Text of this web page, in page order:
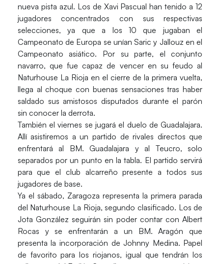
nueva pista azul. Los de Xavi Pascualhan tenido a 12
jugadores concentrados con sus respectivas
selecciones, ya que a los 10 que jugaban el
Campeonato de Europa se unían Saric y Jallouz en el
Campeonato asiático. Por su parte, el conjunto
navarro, que fue capaz de vencer en su feudo al
Naturhouse La Rioja en el cierre de la primera vuelta,
llega al choque con buenas sensaciones tras haber
saldado sus amistosos disputados durante el parón
sin conocer la derrota.
También el viernes se jugará el duelo de Guadalajara.
Allí asistiremos a un partido de rivales directos que
enfrentará al BM. Guadalajara y al Teucro, solo
separados por un punto en la tabla. El partido servirá
para que el club alcarreño presente a todos sus
jugadores de base.
Ya el sábado, Zaragoza representa la primera parada
del Naturhouse La Rioja, segundo clasificado. Los de
Jota González seguirán sin poder contar con Albert
Rocas y se enfrentarán a un BM. Aragón que
presenta la incorporación de Johnny Medina. Papel
de favorito para los riojanos, igual que tendrán los